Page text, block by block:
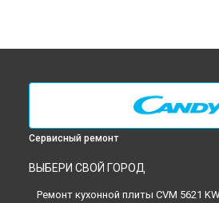
Сервисный ремонт
ВЫБЕРИ СВОЙ ГОРОД
Ремонт кухонной плиты CVM 5621